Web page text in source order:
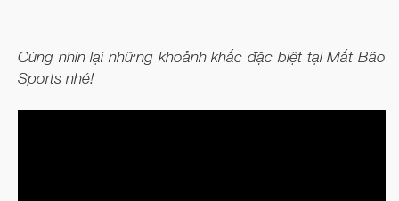
Cùng nhìn lại những khoảnh khắc đặc biệt tại Mắt Bão
Sports nhé!